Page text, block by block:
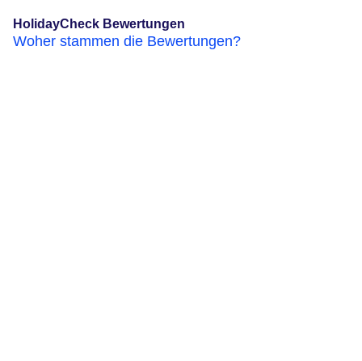
HolidayCheck Bewertungen
Woher stammen die Bewertungen?